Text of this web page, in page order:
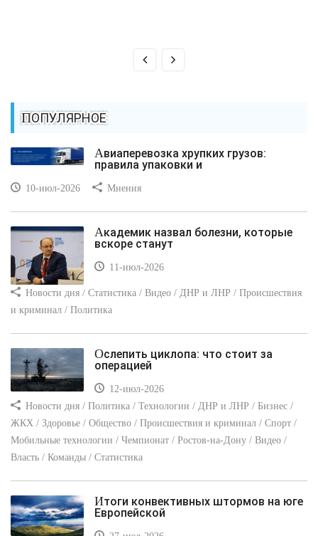
ПОПУЛЯРНОЕ
Авиаперевозка хрупких грузов:
правила упаковки и
10-июл-2026 Мнения
Академик назвал болезни, которые
вскоре станут
11-июл-2026
Новости дня / Статистика / Видео / ДНР и ЛНР / Происшествия
и криминал / Политика
Ослепить циклопа: что стоит за
операцией
12-июл-2026
Новости дня / Политика / Технологии / ДНР и ЛНР / Бизнес /
ЖКХ / Здоровье / Общество / Происшествия и криминал / Спорт /
Мобильные технологии / Чемпионат / Ростов-на-Дону / Видео /
Власть / Команды / Статистика
Итоги конвективных штормов на юге
Европейской